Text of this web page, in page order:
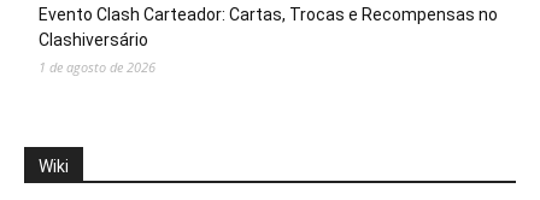
Evento Clash Carteador: Cartas, Trocas e Recompensas no
Clashiversário
1 de agosto de 2026
Wiki